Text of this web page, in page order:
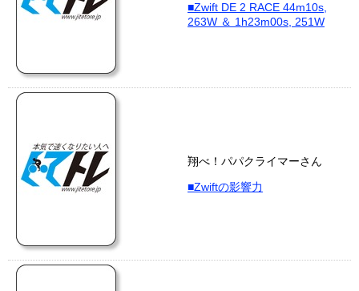
■Zwift DE 2 RACE 44m10s,
263W ＆ 1h23m00s, 251W
翔べ！パパクライマーさん
■Zwiftの影響力